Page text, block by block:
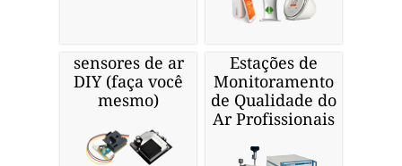
sensores de ar
DIY (faça você
mesmo)
Estações de
Monitoramento
de Qualidade do
Ar Profissionais